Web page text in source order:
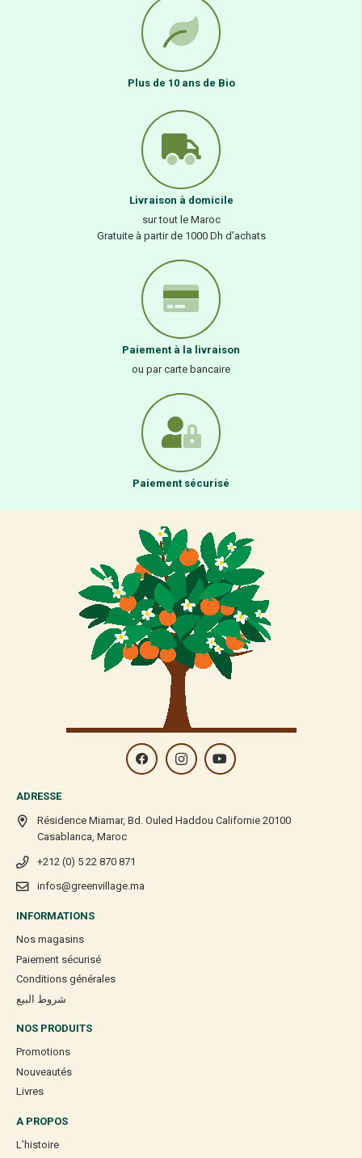
Plus de 10 ans de Bio
Livraison à domicile
sur tout le Maroc
Gratuite à partir de 1000 Dh d’achats
Paiement à la livraison
ou par carte bancaire
Paiement sécurisé
ADRESSE
Résidence Miamar, Bd. Ouled Haddou Californie 20100
Casablanca, Maroc
+212 (0) 5 22 870 871
infos@greenvillage.ma
INFORMATIONS
Nos magasins
Paiement sécurisé
Conditions générales
شروط البيع
NOS PRODUITS
Promotions
Nouveautés
Livres
A PROPOS
L’histoire